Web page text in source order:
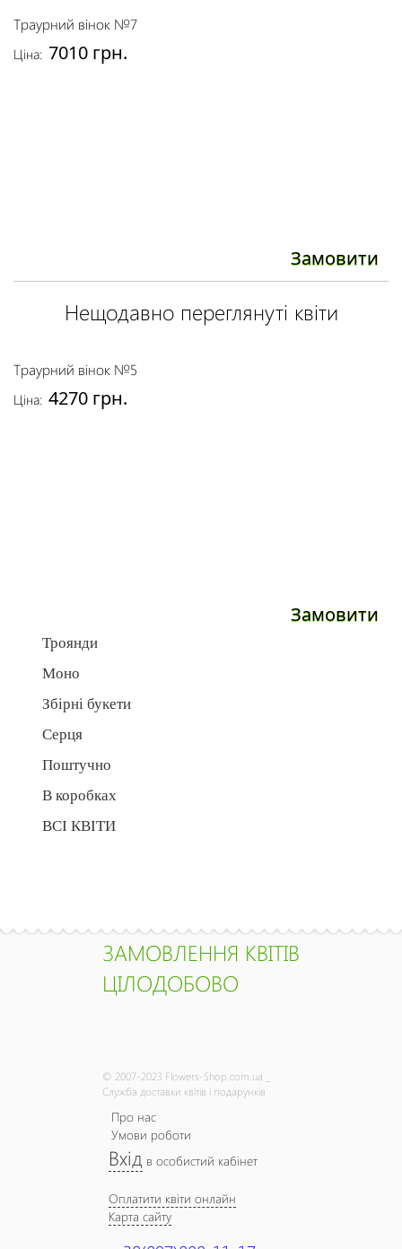
Траурний вінок №7
Ціна: 7010 грн.
Замовити
Нещодавно переглянуті квіти
Траурний вінок №5
Ціна: 4270 грн.
Замовити
Троянди
Моно
Збірні букети
Серця
Поштучно
В коробках
ВСІ КВІТИ
ЗАМОВЛЕННЯ КВІТІВ
ЦІЛОДОБОВО
© 2007-2023 Flowers-Shop.com.ua _
Служба доставки квітів і подарунків
Про нас
Умови роботи
Вхід в особистий кабінет
Оплатити квіти онлайн
Карта сайту